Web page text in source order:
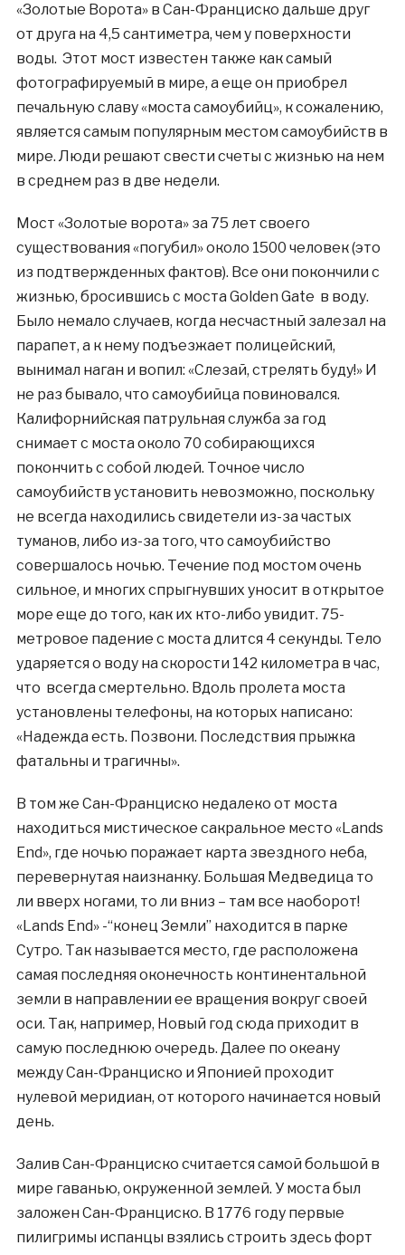
«Золотые Ворота» в Сан-Франциско дальше друг
от друга на 4,5 сантиметра, чем у поверхности
воды. Этот мост известен также как самый
фотографируемый в мире, а еще он приобрел
печальную славу «моста самоубийц», к сожалению,
является самым популярным местом самоубийств в
мире. Люди решают свести счеты с жизнью на нем
в среднем раз в две недели.
Мост «Золотые ворота» за 75 лет своего
существования «погубил» около 1500 человек (это
из подтвержденных фактов). Все они покончили с
жизнью, бросившись с моста Golden Gate в воду.
Было немало случаев, когда несчастный залезал на
парапет, а к нему подъезжает полицейский,
вынимал наган и вопил: «Слезай, стрелять буду!» И
не раз бывало, что самоубийца повиновался.
Калифорнийская патрульная служба за год
снимает с моста около 70 собирающихся
покончить с собой людей. Точное число
самоубийств установить невозможно, поскольку
не всегда находились свидетели из-за частых
туманов, либо из-за того, что самоубийство
совершалось ночью. Течение под мостом очень
сильное, и многих спрыгнувших уносит в открытое
море еще до того, как их кто-либо увидит. 75-
метровое падение с моста длится 4 секунды. Тело
ударяется о воду на скорости 142 километра в час,
что всегда смертельно. Вдоль пролета моста
установлены телефоны, на которых написано:
«Надежда есть. Позвони. Последствия прыжка
фатальны и трагичны».
В том же Сан-Франциско недалеко от моста
находиться мистическое сакральное место «Lands
End», где ночью поражает карта звездного неба,
перевернутая наизнанку. Большая Медведица то
ли вверх ногами, то ли вниз – там все наоборот!
«Lands End» -“конец Земли” находится в парке
Сутро. Так называется место, где расположена
самая последняя оконечность континентальной
земли в направлении ее вращения вокруг своей
оси. Так, например, Новый год сюда приходит в
самую последнюю очередь. Далее по океану
между Сан-Франциско и Японией проходит
нулевой меридиан, от которого начинается новый
день.
Залив Сан-Франциско считается самой большой в
мире гаванью, окруженной землей. У моста был
заложен Сан-Франциско. В 1776 году первые
пилигримы испанцы взялись строить здесь форт